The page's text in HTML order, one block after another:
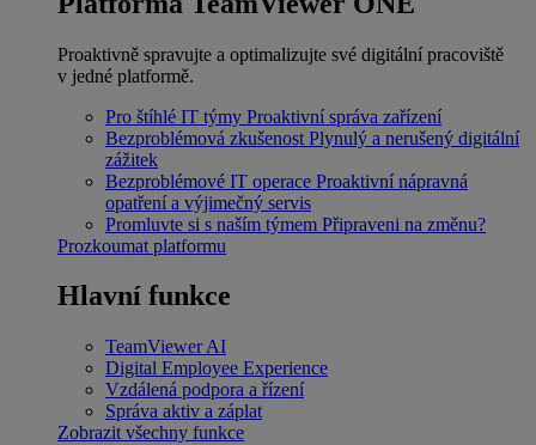
Proaktivně spravujte a optimalizujte své digitální pracoviště
v jedné platformě.
Pro štíhlé IT týmy Proaktivní správa zařízení
Bezproblémová zkušenost Plynulý a nerušený digitální
zážitek
Bezproblémové IT operace Proaktivní nápravná
opatření a výjimečný servis
Promluvte si s naším týmem Připraveni na změnu?
Prozkoumat platformu
Hlavní funkce
TeamViewer AI
Digital Employee Experience
Vzdálená podpora a řízení
Správa aktiv a záplat
Zobrazit všechny funkce